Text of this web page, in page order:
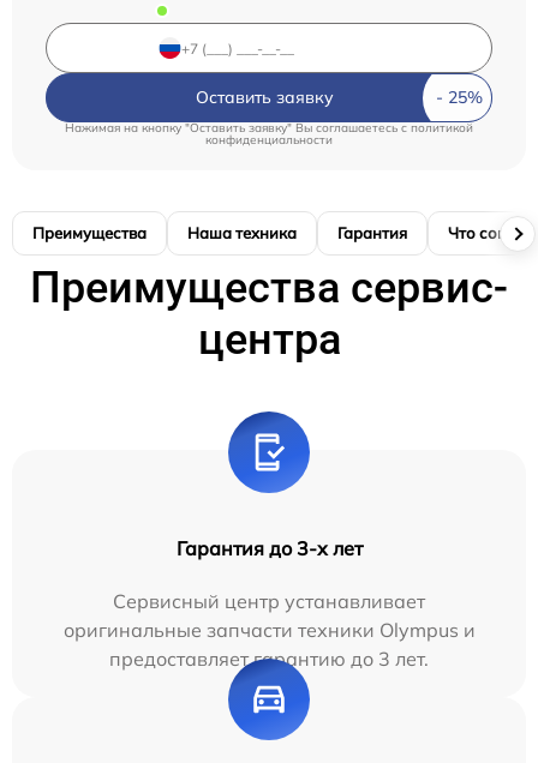
Оставить заявку
Нажимая на кнопку "Оставить заявку" Вы соглашаетесь c политикой
конфиденциальности
Преимущества Наша техника Гарантия Что
Преимущества сервис-
центра
Гарантия до 3-х лет
Сервисный центр устанавливает
оригинальные запчасти техники Olympus и
предоставляет гарантию до 3 лет.